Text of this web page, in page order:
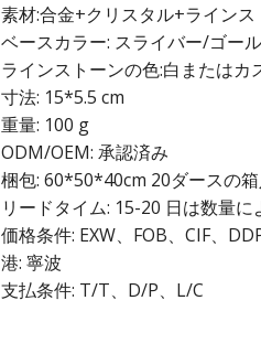
素材:合金+クリスタル+ラインス
ベースカラー: スライバー/ゴー
ラインストーンの色:白またはカ
寸法: 15*5.5 cm
重量: 100 g
ODM/OEM: 承認済み
梱包: 60*50*40cm 20ダースの箱
リードタイム: 15-20 日は数量
価格条件: EXW、FOB、CIF、
港: 寧波
支払条件: T/T、D/P、L/C